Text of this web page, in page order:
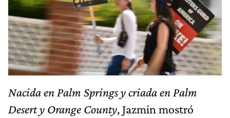
Nacida en Palm Springs y criada en Palm
Desert y Orange County, Jazmin mostró